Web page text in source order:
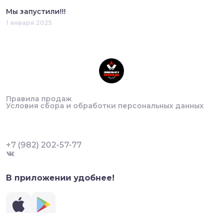
Мы запустили!!!
1 января 2025
Правила продаж
Условия сбора и обработки персональных данных
+7 (982) 202-57-77
В приложении удобнее!